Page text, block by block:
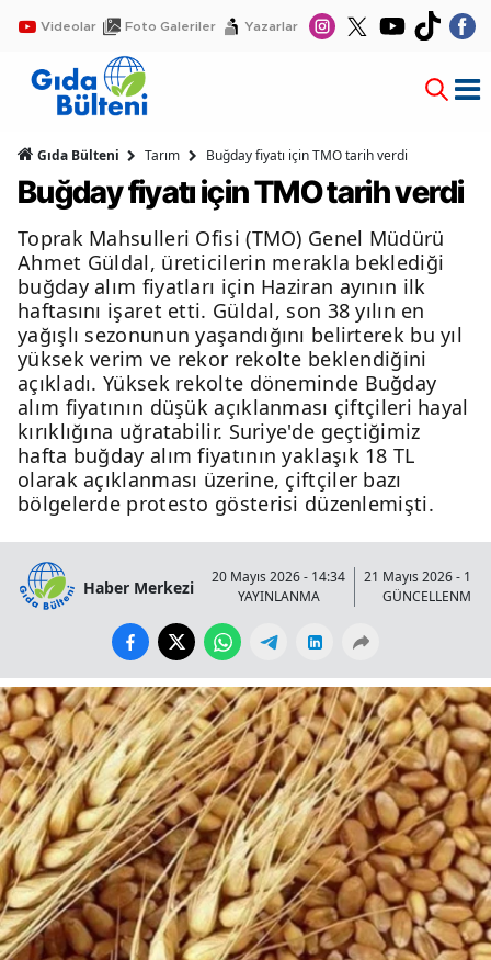
Videolar Foto Galeriler Yazarlar
Gıda Bülteni Tarım Buğday fiyatı için TMO tarih verdi
Buğday fiyatı için TMO tarih verdi
Toprak Mahsulleri Ofisi (TMO) Genel Müdürü
Ahmet Güldal, üreticilerin merakla beklediği
buğday alım fiyatları için Haziran ayının ilk
haftasını işaret etti. Güldal, son 38 yılın en
yağışlı sezonunun yaşandığını belirterek bu yıl
yüksek verim ve rekor rekolte beklendiğini
açıkladı. Yüksek rekolte döneminde Buğday
alım fiyatının düşük açıklanması çiftçileri hayal
kırıklığına uğratabilir. Suriye'de geçtiğimiz
hafta buğday alım fiyatının yaklaşık 18 TL
olarak açıklanması üzerine, çiftçiler bazı
bölgelerde protesto gösterisi düzenlemişti.
Haber Merkezi
20 Mayıs 2026 - 14:34
YAYINLANMA
21 Mayıs 2026 -
GÜNCELLENME